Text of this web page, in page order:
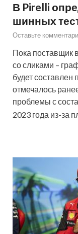
В Pirelli
шинных
Оставьте
Пока поставщик
со сликами –
будет
отмечалось
проблемы с
2023 года из-за